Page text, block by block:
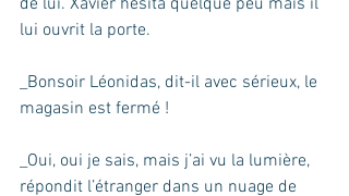
de lui. Xavier hésita quelque peu mais il
lui ouvrit la porte.
_Bonsoir Léonidas, dit-il avec sérieux, le
magasin est fermé !
_Oui, oui je sais, mais j’ai vu la lumière,
répondit l’étranger dans un nuage de